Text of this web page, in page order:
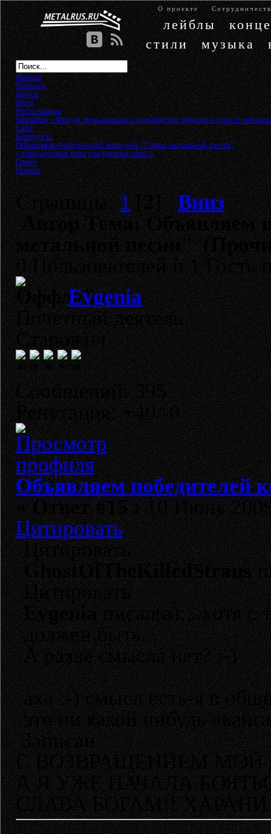
О проекте
лейблы
стили
музыка
Начало
Помощь
Поиск
Вход
Регистрация
MetalRus - Форум музыкального сообщества тяжелого рока и металла
Сайт»
Конкурсы»
Объявляем победителей конкурса "Слова метальной песни"
« предыдущая тема следующая тема »
Ответ
Печать
Страницы:1[2]Вниз
АвторТема: Объявляем
метальной песни"
0 Пользователей и 1 Гость
Evgenia
Почетный деятель
Старожил
Сообщений: 395
Репутация: +40/-0
Объявляем победителей
«Ответ #15 :10 Июнь
Цитировать
Цитировать
GhostOfTheKilledStraus
Цитировать
Evgeniaписал(а):...хотя с
должен быть...
А разве смысла нет? :-)
аха :-) смысл есть-я в
это ни какой нибудь
Записан
С ВОЗВРАЩЕНИЕМ МОЙ
А Я УЖЕ НАЧАЛА
СЛАВА БОГАМ!!